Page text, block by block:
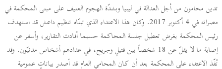
تدين محامون من أجل العدالة في ليبيا وبشدّة الهجوم العنيف على مبنى المحكمة في
مصراته في 4 أكتوبر 2017. وكان هذا الاعتداء الذي تبنّاه تنظيم داعش قد استهدف
رئيس المحكمة بغرض تعطيل جلسة المحاكمة حسبما أفادت التقارير، وأسفر عن
إصابة ما لا يقلّ عن 18 شخصاً بين قتيلٍ وجريح، في عدادهم أشخاص مدنيّون. وقد
نُفّذ الاعتداء على المحكمة بعد أن كان المحامي العام قد أصدر بياناتٍ عمومية